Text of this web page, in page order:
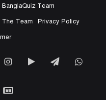
BanglaQuiz Team
The Team
Privacy Policy
Instagram
GoogleTelegram
Google